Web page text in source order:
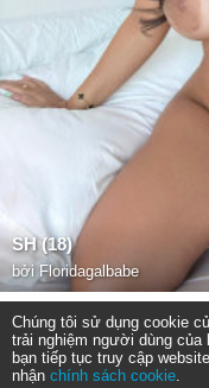
SH (18)
bởi Floridagalbabe
Chúng tôi sử dụng cookie
trải nghiệm người dùng
bạn tiếp tục truy cập
nhận chính sách cookie.